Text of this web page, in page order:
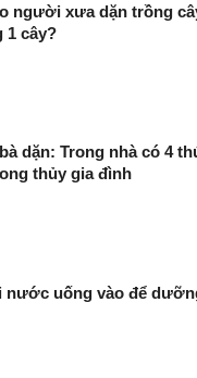
người xưa dặn trồng
1 cây?
dặn: Trong nhà có 4
thủy gia đình
nước uống vào để